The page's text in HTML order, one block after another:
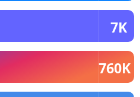
7K
760K